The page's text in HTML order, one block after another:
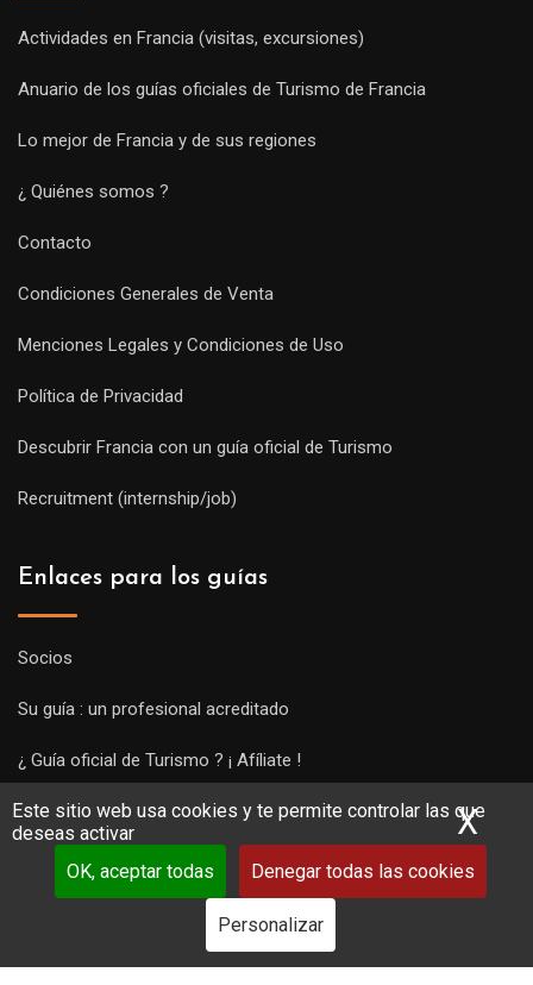
Este sitio web usa cookies y te permite controlar las que
deseas activar
OK, aceptar todas
Denegar todas las cookies
Personalizar
X
Actividades en Francia (visitas, excursiones)
Anuario de los guías oficiales de Turismo de Francia
Lo mejor de Francia y de sus regiones
¿ Quiénes somos ?
Contacto
Condiciones Generales de Venta
Menciones Legales y Condiciones de Uso
Política de Privacidad
Descubrir Francia con un guía oficial de Turismo
Recruitment (internship/job)
Enlaces para los guías
Socios
Su guía : un profesional acreditado
¿ Guía oficial de Turismo ? ¡ Afíliate !
Subir una visita y empezar a trabajar !